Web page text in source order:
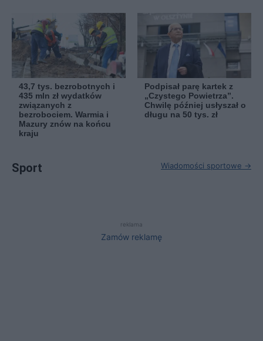
43,7 tys. bezrobotnych i
435 mln zł wydatków
związanych z
bezrobociem. Warmia i
Mazury znów na końcu
kraju
Podpisał parę kartek z
„Czystego Powietrza”.
Chwilę później usłyszał o
długu na 50 tys. zł
Sport Wiadomości sportowe →
reklama
Zamów reklamę